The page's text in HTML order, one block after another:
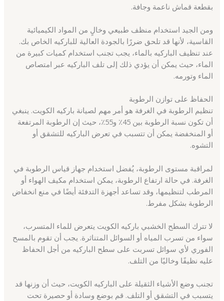
بقطعة قماش ناعمة وجافة.
ومن الجيد استخدام منظف طبيعي وخالٍ من المواد الكيميائية
القاسية، لأنها قد تلحق ضررًا بالجودة العالية للباركيه الخاص بك.
عند تنظيف الباركيه بالماء، يجب تجنب استخدام كميات كبيرة من
الماء، حيث يمكن أن يؤدي ذلك إلى تلف الباركيه عبر امتصاص
الماء وتورمه.
الحفاظ على توازن الرطوبة
تنظيم الرطوبة في الغرفة هو أمر مهم لصيانة باركيه الكويت. ينبغي
أن تكون نسبة الرطوبة بين 45٪ و55٪، حيث إن الرطوبة المرتفعة
أو المنخفضة يمكن أن تتسبب في تعرض الباركيه للتشقق أو
التشوه.
لمراقبة مستوى الرطوبة، يُفضل استخدام جهاز قياس الرطوبة في
الغرفة. في حالة ارتفاع الرطوبة، يمكن استخدام مكيف الهواء أو
المرطب لتنظيمها، وقد تساعد أجهزة التدفئة أيضًا في منع انخفاض
الرطوبة بشكل مفرط.
لا تترك السطح الخشبي باركيه الكويت يتعرض للماء المتسرب،
سواء من تسرب المياه أو السوائل المتناثرة. يجب أن تقوم بالمسح
الفوري لأي سوائل تسربت على سطح الباركيه من أجل الحفاظ
عليه نظيفًا وخاليًا من التلف.
تجنب وضع الأشياء الثقيلة على الباركيه الكويت، حيث أن وزنها قد
يتسبب في التشقق أو التلف. قم بوضع وسادة أو حصيرة تحت